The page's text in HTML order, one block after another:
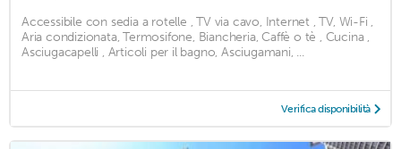
Accessibile con sedia a rotelle , TV via cavo, Internet , TV, Wi-Fi ,
Aria condizionata, Termosifone, Biancheria, Caffè o tè , Cucina ,
Asciugacapelli , Articoli per il bagno, Asciugamani, ...
Verifica disponibilità